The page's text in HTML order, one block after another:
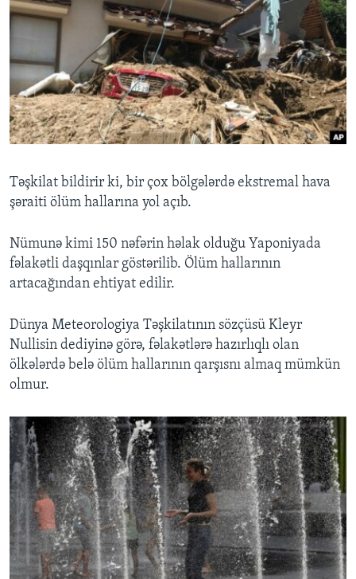
Təşkilat bildirir ki, bir çox bölgələrdə ekstremal hava
şəraiti ölüm hallarına yol açıb.
Nümunə kimi 150 nəfərin həlak olduğu Yaponiyada
fəlakətli daşqınlar göstərilib. Ölüm hallarının
artacağından ehtiyat edilir.
Dünya Meteorologiya Təşkilatının sözçüsü Kleyr
Nullisin dediyinə görə, fəlakətlərə hazırlıqlı olan
ölkələrdə belə ölüm hallarının qarşısnı almaq mümkün
olmur.